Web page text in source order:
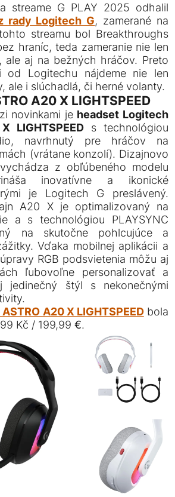
streame G PLAY 2025 odhalil
rady Logitech G, zamerané na
streamu bol Breakthroughs
hraníc, teda zameranie nie len
ale aj na bežných hráčov. Preto
od Logitechu nájdeme nie len
ale i slúchadlá, či herné volanty.
A20 X LIGHTSPEED
novinkami je headset Logitech
LIGHTSPEEDs technológiou
navrhnutý pre hráčov na
(vrátane konzolí). Dizajnovo
z obľúbeného modelu
inovatívne a ikonické
je Logitech G preslávený.
A20 X je optimalizovaný na
a s technológiou PLAYSYNC
na skutočne pohlcujúce a
Vďaka mobilnej aplikácii a
RGB podsvietenia môžu aj
ľubovoľne personalizovať a
jedinečný štýl s nekonečnými
A20 X LIGHTSPEEDbola
Kč / 199,99 €.